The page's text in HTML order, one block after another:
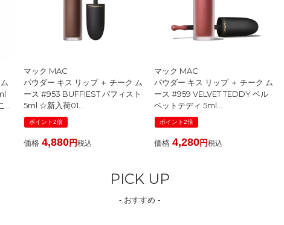
マック MAC
パウダー キス リップ ＋ チーク ム
ース #953 BUFFIEST バフィスト
5ml ☆新入荷01
[ リキッドルージュ ] ☆新入荷01
2026春
ポイント2倍
価格 4,880 税込
マック MAC
パウダー キス リップ ＋ チーク ム
ース #959 VELVET TEDDY ベル
ベットテディ 5ml
[ リキッドルージュ ] ☆新入荷01
2026春
ポイント2倍
価格 4,280 税込
PICK UP
- おすすめ -